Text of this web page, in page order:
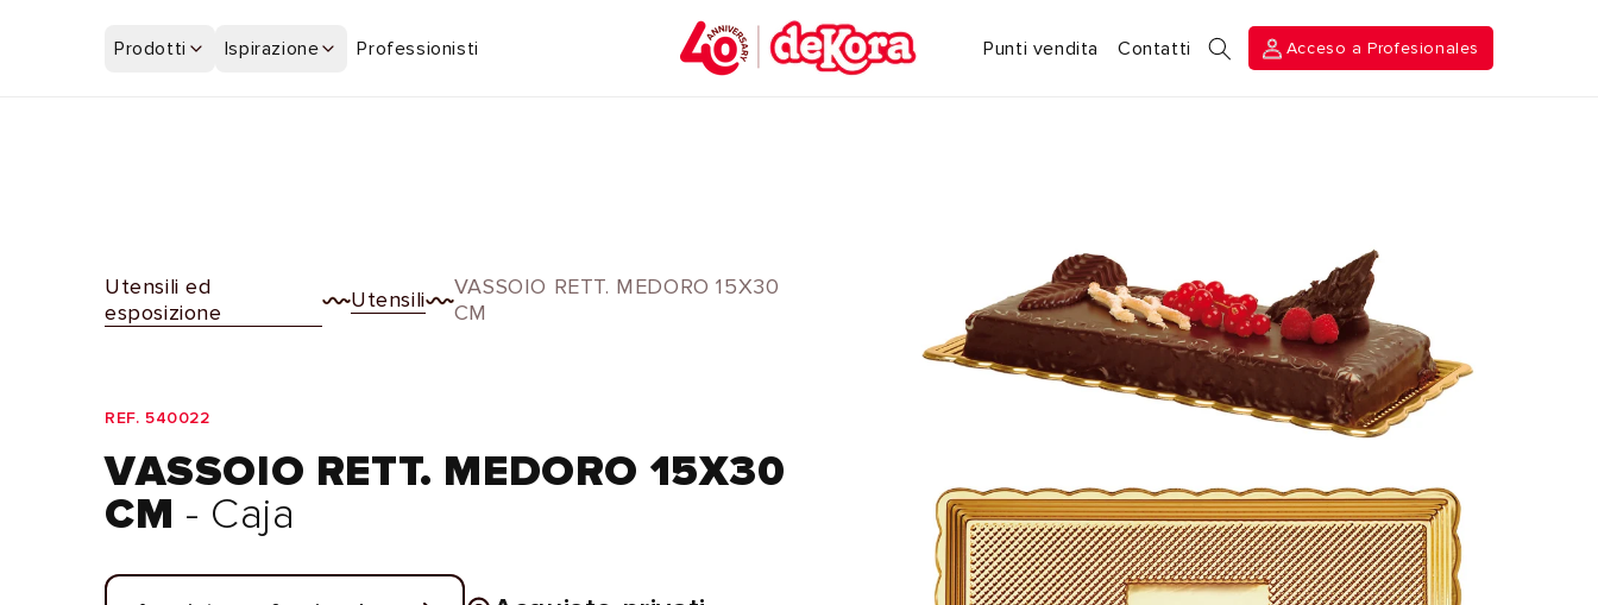
ai contenutiProdotti Ispirazione Professionisti Punti vendita Contatti Acceso a Profesionales
Profesionales
Utensili ed
esposizione
Utensili
VASSOIO RETT. MEDORO 15X30
CM
REF. 540022
VASSOIO RETT. MEDORO 15X30
CM - Caja